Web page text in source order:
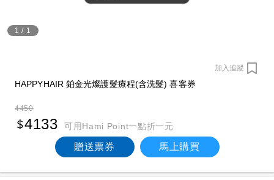
1 / 1
加入追蹤
HAPPYHAIR 鉑金光燦護髮療程(含洗髮) 喜客券
4450
4133 可用Hami Point一點折一元
贈送票券 馬上購買